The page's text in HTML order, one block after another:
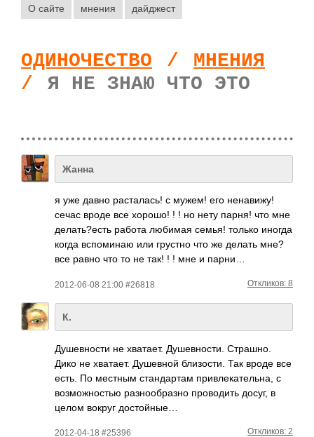
О сайте мнения дайджест
ОДИНОЧЕСТВО /
МНЕНИЯ
/
Я НЕ ЗНАЮ ЧТО ЭТО
Жанна
я уже давно расталась! с мужем! его ненавижу!
сечас вроде все хорошо! ! ! но нету парня! что мне
делать?есть работа любимая семья! только иногда
когда вспоминаю или грустно что же делать мне?
все равно что то не так! ! ! мне и парни…
2012-06-08 21:00 #26818 Откликов: 8
К.
Душе­вности не хват­ает. Душе­внос­ти. Стра­шно.
Дико не хват­ает. Душе­вной близ­ости. Так вроде все
есть. По местным стан­дартам прив­лека­тель­на, с
возм­ожно­стью разн­ообр­азно пров­одить досуг, в
целом вокруг дост­ойные…
2012-04-18 #25396 Откликов: 2